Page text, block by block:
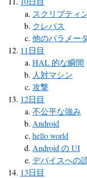
スクリプティ
クレバス
他のパラメー
11日目
HAL 的な瞬間
人対マシン
攻撃
12日目
不公平な強み
Android
hello world
Android の UI
デバイスへの
13日目